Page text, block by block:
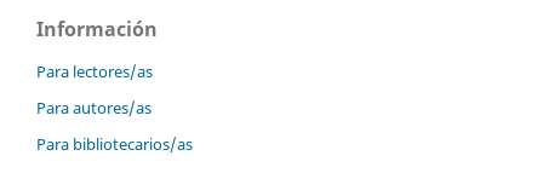
Información
Para lectores/as
Para autores/as
Para bibliotecarios/as